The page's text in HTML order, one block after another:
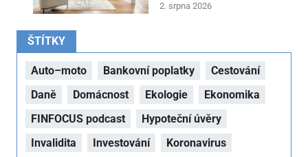
2. srpna 2026
ŠTÍTKY
Auto–moto Bankovní poplatky
Cestování
Daně
Domácnost Ekologie
Ekonomika
FINFOCUS podcast
Hypoteční úvěry
Invalidita
Investování
Koronavirus